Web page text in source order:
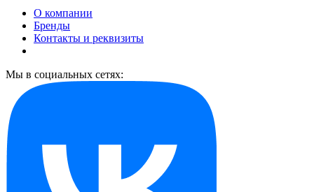
О компании
Бренды
Контакты и реквизиты
Мы в социальных сетях: